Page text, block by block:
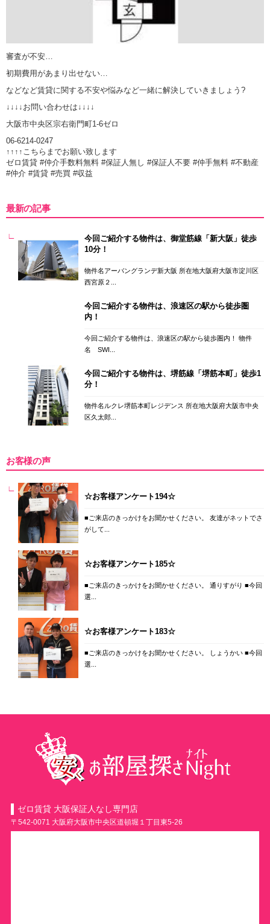
審査が不安…
初期費用があまり出せない…
などなど賃貸に関する不安や悩みなど一緒に解決していきましょう?
↓↓↓↓お問い合わせは↓↓↓↓
大阪市中央区宗右衛門町1-6ゼロ
06-6214-0247
↑↑↑↑こちらまでお願い致します
ゼロ賃貸 #仲介手数料無料 #保証人無し #保証人不要 #仲手無料 #不動産
#仲介 #賃貸 #売買 #収益
最新の記事
今回ご紹介する物件は、御堂筋線「新大阪」徒歩
10分！
物件名アーバングランデ新大阪 所在地大阪府大阪市淀川区
西宮原２...
今回ご紹介する物件は、浪速区の駅から徒歩圏
内！
今回ご紹介する物件は、浪速区の駅から徒歩圏内！ 物件
名 SWI...
今回ご紹介する物件は、堺筋線「堺筋本町」徒歩1
分！
物件名ルクレ堺筋本町レジデンス 所在地大阪府大阪市中央
区久太郎...
お客様の声
☆お客様アンケート194☆
■ご来店のきっかけをお聞かせください。 友達がネットでさ
がして...
☆お客様アンケート185☆
■ご来店のきっかけをお聞かせください。 通りすがり ■今回
選...
☆お客様アンケート183☆
■ご来店のきっかけをお聞かせください。 しょうかい ■今回
選...
ゼロ賃貸 大阪保証人なし専門店
〒542-0071 大阪府大阪市中央区道頓堀１丁目東5-26